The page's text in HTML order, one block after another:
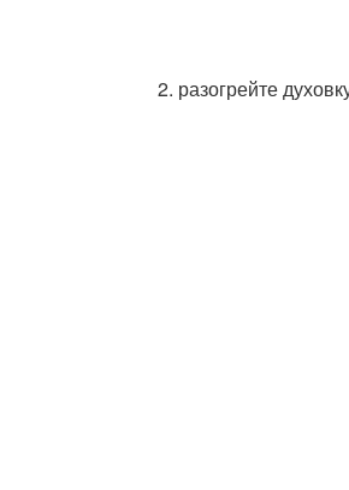
2. разогрейте